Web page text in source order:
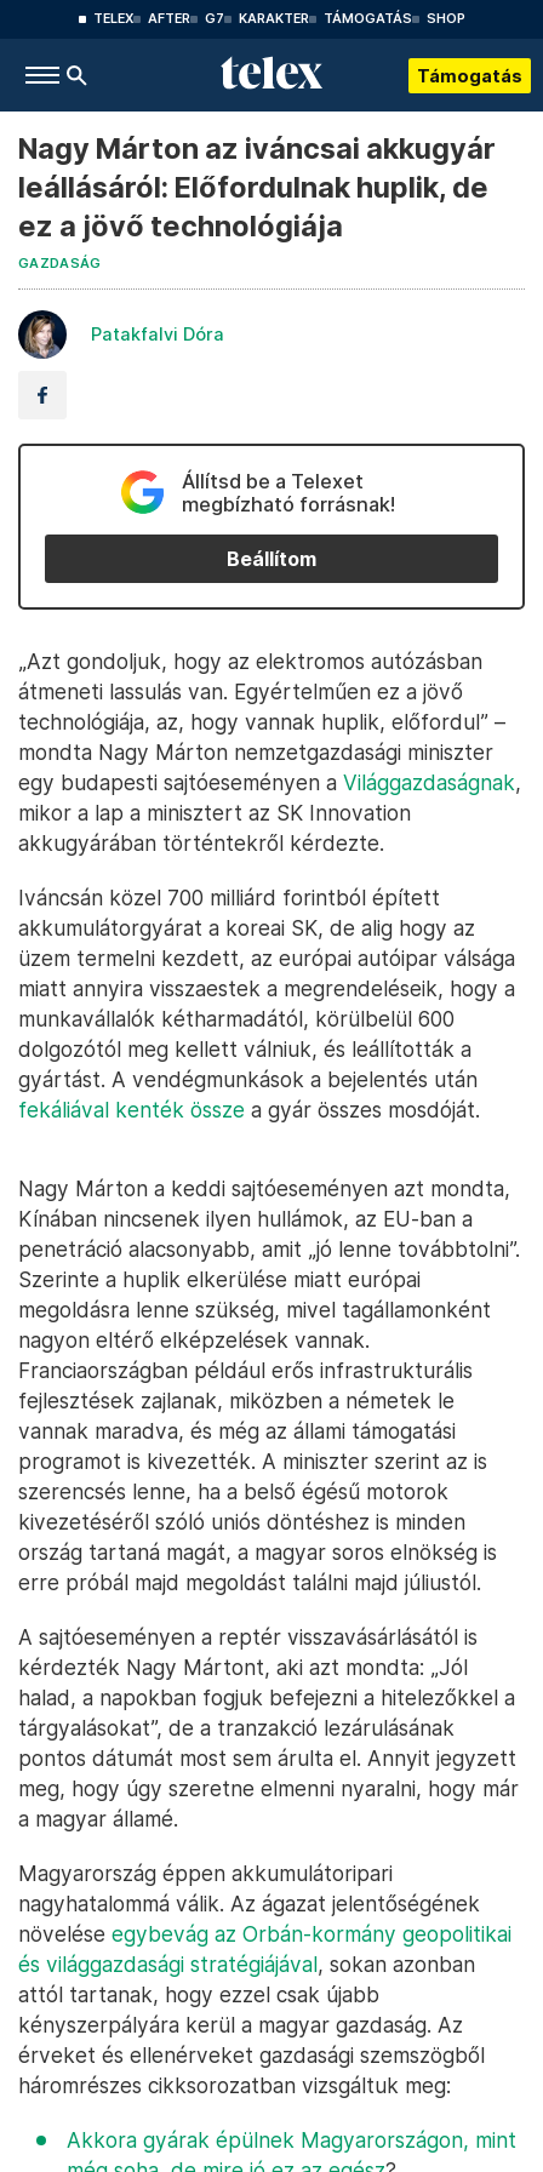
TELEX AFTER G7 KARAKTER TÁMOGATÁS SHOP
Támogatás
Nagy Márton az iváncsai akkugyár
leállásáról: Előfordulnak huplik, de
ez a jövő technológiája
GAZDASÁG
Patakfalvi Dóra
Állítsd be a Telexet
megbízható forrásnak!
Beállítom
„Azt gondoljuk, hogy az elektromos autózásban
átmeneti lassulás van. Egyértelműen ez a jövő
technológiája, az, hogy vannak huplik, előfordul” –
mondta Nagy Márton nemzetgazdasági miniszter
egy budapesti sajtóeseményen a Világgazdaságnak,
mikor a lap a minisztert az SK Innovation
akkugyárában történtekről kérdezte.
Iváncsán közel 700 milliárd forintból épített
akkumulátorgyárat a koreai SK, de alig hogy az
üzem termelni kezdett, az európai autóipar válsága
miatt annyira visszaestek a megrendeléseik, hogy a
munkavállalók kétharmadától, körülbelül 600
dolgozótól meg kellett válniuk, és leállították a
gyártást. A vendégmunkások a bejelentés után
fekáliával kenték össze a gyár összes mosdóját.
Nagy Márton a keddi sajtóeseményen azt mondta,
Kínában nincsenek ilyen hullámok, az EU-ban a
penetráció alacsonyabb, amit „jó lenne továbbtolni”.
Szerinte a huplik elkerülése miatt európai
megoldásra lenne szükség, mivel tagállamonként
nagyon eltérő elképzelések vannak.
Franciaországban például erős infrastrukturális
fejlesztések zajlanak, miközben a németek le
vannak maradva, és még az állami támogatási
programot is kivezették. A miniszter szerint az is
szerencsés lenne, ha a belső égésű motorok
kivezetéséről szóló uniós döntéshez is minden
ország tartaná magát, a magyar soros elnökség is
erre próbál majd megoldást találni majd júliustól.
A sajtóeseményen a reptér visszavásárlásától is
kérdezték Nagy Mártont, aki azt mondta: „Jól
halad, a napokban fogjuk befejezni a hitelezőkkel a
tárgyalásokat”, de a tranzakció lezárulásának
pontos dátumát most sem árulta el. Annyit jegyzett
meg, hogy úgy szeretne elmenni nyaralni, hogy már
a magyar államé.
Magyarország éppen akkumulátoripari
nagyhatalommá válik. Az ágazat jelentőségének
növelése egybevág az Orbán-kormány geopolitikai
és világgazdasági stratégiájával, sokan azonban
attól tartanak, hogy ezzel csak újabb
kényszerpályára kerül a magyar gazdaság. Az
érveket és ellenérveket gazdasági szemszögből
háromrészes cikksorozatban vizsgáltuk meg:
Akkora gyárak épülnek Magyarországon, mint